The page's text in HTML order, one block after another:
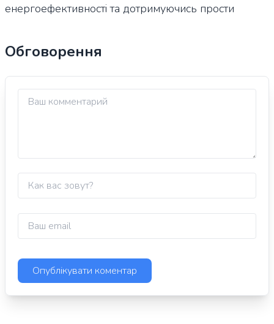
енергоефективності та дотримуючись прости
Обговорення